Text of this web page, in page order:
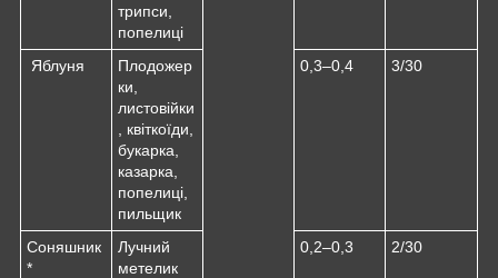
трипси,
попелиці
Яблуня
Плодожер
ки,
листовійки
, квіткоїди,
букарка,
казарка,
попелиці,
пильщик
0,3–0,4 3/30
Соняшник
*
Лучний
метелик
0,2–0,3 2/30